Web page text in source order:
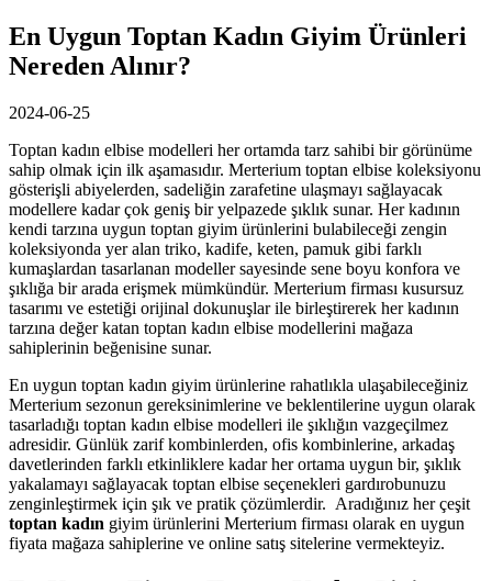
En Uygun Toptan Kadın Giyim Ürünleri
Nereden Alınır?
2024-06-25
Toptan kadın elbise modelleri her ortamda tarz sahibi bir görünüme
sahip olmak için ilk aşamasıdır. Merterium toptan elbise koleksiyonu
gösterişli abiyelerden, sadeliğin zarafetine ulaşmayı sağlayacak
modellere kadar çok geniş bir yelpazede şıklık sunar. Her kadının
kendi tarzına uygun toptan giyim ürünlerini bulabileceği zengin
koleksiyonda yer alan triko, kadife, keten, pamuk gibi farklı
kumaşlardan tasarlanan modeller sayesinde sene boyu konfora ve
şıklığa bir arada erişmek mümkündür. Merterium firması kusursuz
tasarımı ve estetiği orijinal dokunuşlar ile birleştirerek her kadının
tarzına değer katan toptan kadın elbise modellerini mağaza
sahiplerinin beğenisine sunar.
En uygun toptan kadın giyim ürünlerine rahatlıkla ulaşabileceğiniz
Merterium sezonun gereksinimlerine ve beklentilerine uygun olarak
tasarladığı toptan kadın elbise modelleri ile şıklığın vazgeçilmez
adresidir. Günlük zarif kombinlerden, ofis kombinlerine, arkadaş
davetlerinden farklı etkinliklere kadar her ortama uygun bir, şıklık
yakalamayı sağlayacak toptan elbise seçenekleri gardırobunuzu
zenginleştirmek için şık ve pratik çözümlerdir. Aradığınız her çeşit
toptan kadın giyim ürünlerini Merterium firması olarak en uygun
fiyata mağaza sahiplerine ve online satış sitelerine vermekteyiz.